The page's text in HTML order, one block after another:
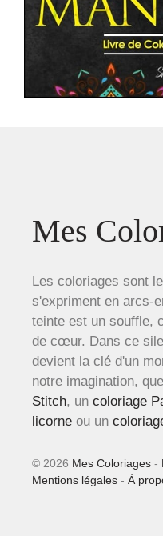
Mes
Les coloriages sont
s'expriment en arcs-
teinte est un souffle,
de cœur. Dans ce
devient la clé d'un
notre imagination,
Stitch, un coloriage
licorne ou un
© 2026 Mes Coloriages -
Mentions légales - À